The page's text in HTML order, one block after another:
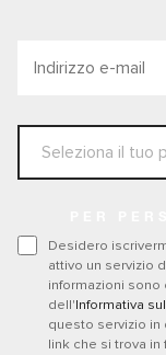
Desidero
attivo un servizio
informazioni
dell'Informativa
questo servizio
link che si trova